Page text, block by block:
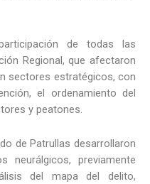
de todas las
Regional, que afectaron
sectores estratégicos, con
el ordenamiento del
y peatones.
de Patrullas desarrollaron
neurálgicos, previamente
del mapa del delito,